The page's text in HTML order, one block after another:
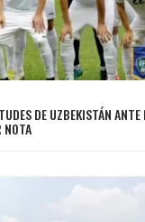
DE UZBEKISTÁN ANTE
NOTA